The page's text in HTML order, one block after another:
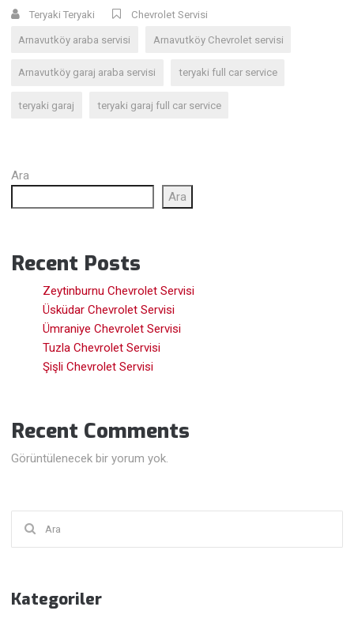
Teryaki Teryaki Chevrolet Servisi
Arnavutköy araba servisi Arnavutköy Chevrolet servisi
Arnavutköy garaj araba servisi teryaki full car service
teryaki garaj teryaki garaj full car service
Ara
Ara
Recent Posts
Zeytinburnu Chevrolet Servisi
Üsküdar Chevrolet Servisi
Ümraniye Chevrolet Servisi
Tuzla Chevrolet Servisi
Şişli Chevrolet Servisi
Recent Comments
Görüntülenecek bir yorum yok.
Kategoriler